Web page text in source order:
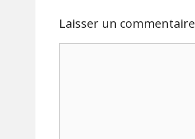
Laisser un commentaire